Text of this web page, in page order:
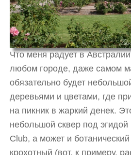
Что меня радует в
любом городе, даже самом
обязательно будет
деревьями и цветами, где
на пикник в жаркий денек.
небольшой сквер под
Club, а может и
крохотный (вот, к примеру,